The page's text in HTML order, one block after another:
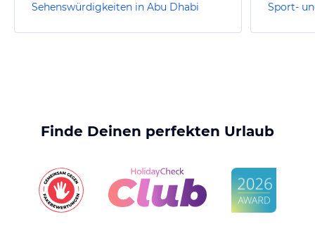
Sehenswürdigkeiten in Abu Dhabi
Finde Deinen perfekten Urlaub